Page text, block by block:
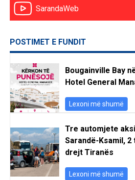
SarandaWeb
POSTIMET E FUNDIT
Bougainville Bay
Hotel General
Lexoni më shumë
Tre automjete
Sarandë-Ksamil,
drejt Tiranës
Lexoni më shumë